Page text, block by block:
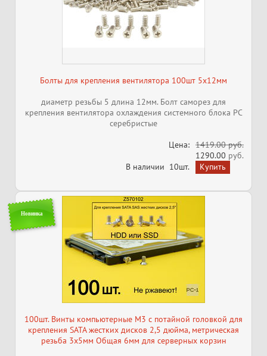
Болты для крепления вентилятора 100шт 5x12мм
диаметр резьбы 5 длина 12мм. Болт саморез для
крепления вентилятора охлаждения системного блока PC
серебристые
Цена: 1419.00 руб.
1290.00 руб.
В наличии 10шт.
Новинка
100шт. Винты компьютерные M3 с потайной головкой для
крепления SATA жестких дисков 2,5 дюйма, метрическая
резьба 3х5мм Общая 6мм для серверных корзин